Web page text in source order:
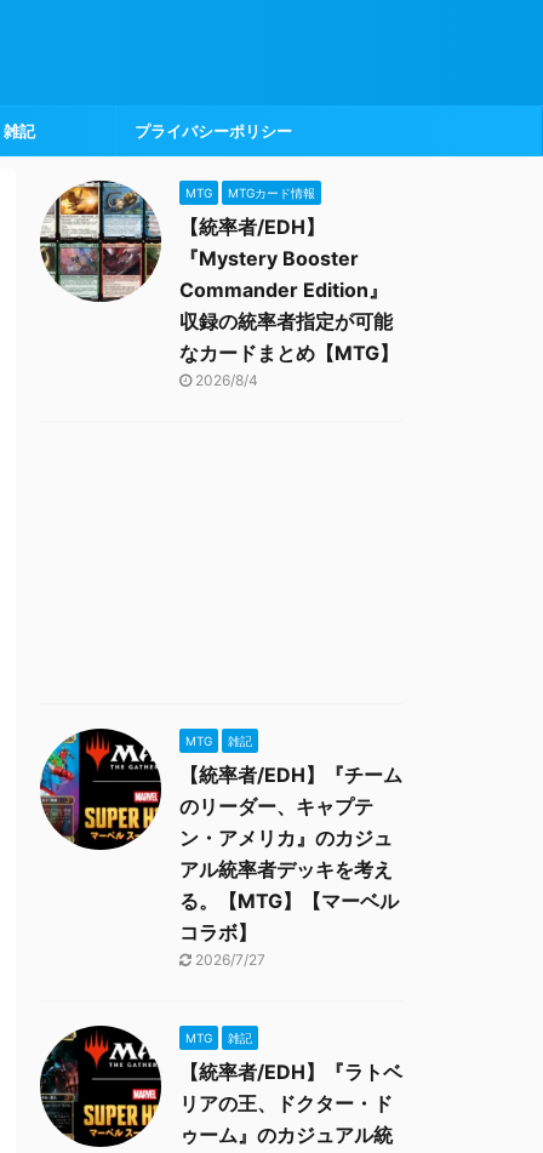
雑記 プライバシーポリシー
MTG MTGカード情報
【統率者/EDH】
『Mystery Booster
Commander Edition』
収録の統率者指定が可能
なカードまとめ【MTG】
2026/8/4
MTG 雑記
【統率者/EDH】『チーム
のリーダー、キャプテ
ン・アメリカ』のカジュ
アル統率者デッキを考え
る。【MTG】【マーベル
コラボ】
2026/7/27
MTG 雑記
【統率者/EDH】『ラトベ
リアの王、ドクター・ド
ゥーム』のカジュアル統